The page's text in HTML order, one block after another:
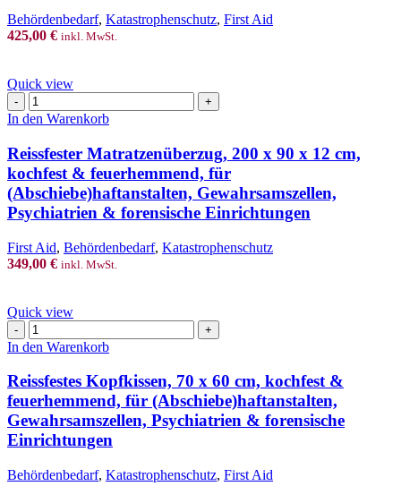
waschbar
für
oder
Polizei“
Menge
Behördenbedarf, Katastrophenschutz, First Aid
425,00 € inkl. MwSt.
Quick view
Reissfester
Matratzenüberzug,
x
90
x
12
cm,
&
feuerhemmend,
Gewahrsamszellen,
Psychiatrien
&
forensische
Einrichtungen
Menge
In den Warenkorb
Reissfester Matratzenüberzug, 200 x 90 x 12 cm,
kochfest & feuerhemmend, für
(Abschiebe)haftanstalten, Gewahrsamszellen,
Psychiatrien & forensische Einrichtungen
First Aid, Behördenbedarf, Katastrophenschutz
349,00 € inkl. MwSt.
Quick view
Reissfestes
Kopfkissen,
x
60
cm,
kochfest
&
für
In den Warenkorb
Reissfestes Kopfkissen, 70 x 60 cm, kochfest &
feuerhemmend, für (Abschiebe)haftanstalten,
Gewahrsamszellen, Psychiatrien & forensische
Einrichtungen
Behördenbedarf, Katastrophenschutz, First Aid